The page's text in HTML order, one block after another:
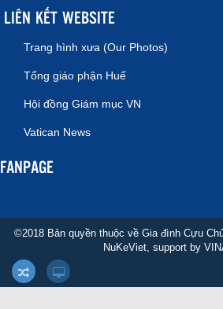
LIÊN KẾT WEBSITE
Trang hình xưa (Our Photos)
Tổng giáo phận Huế
Hội đồng Giám mục VN
Vatican News
FANPAGE
©2018 Bản quyền thuộc về Gia đình Cựu
NuKeViet, support by